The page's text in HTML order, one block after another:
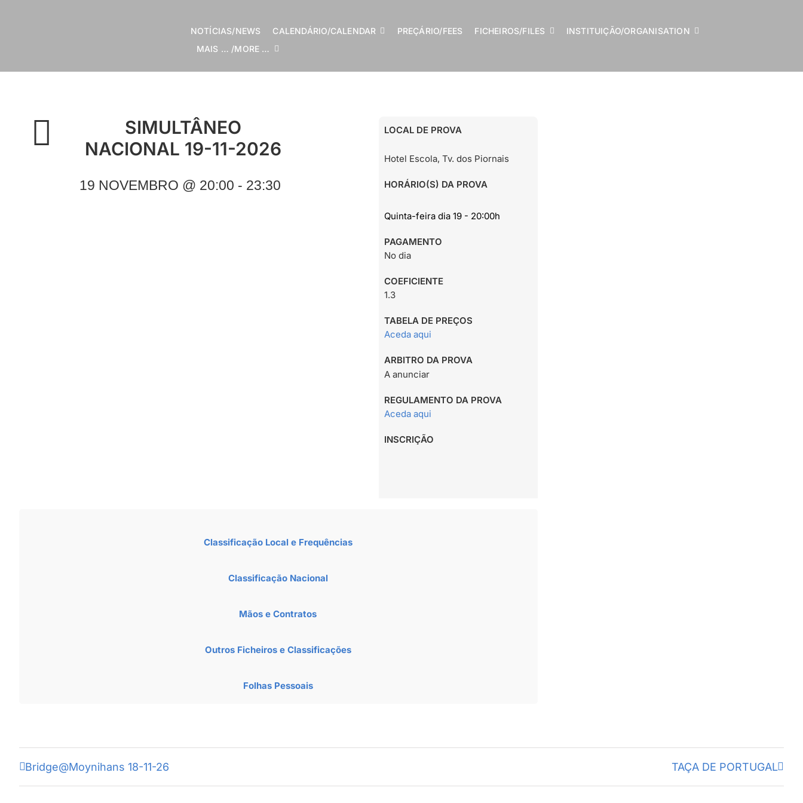
NOTÍCIAS/NEWS CALENDÁRIO/CALENDAR PREÇÁRIO/FEES FICHEIROS/FILES
INSTITUIÇÃO/ORGANISATION
MAIS … /MORE …
SIMULTÂNEO
NACIONAL 19-11-2026
19 NOVEMBRO @ 20:00 - 23:30
LOCAL DE PROVA
Hotel Escola, Tv. dos Piornais
HORÁRIO(S) DA PROVA
Quinta-feira dia 19 - 20:00h
PAGAMENTO
No dia
COEFICIENTE
1.3
TABELA DE PREÇOS
Aceda aqui
ARBITRO DA PROVA
A anunciar
REGULAMENTO DA PROVA
Aceda aqui
INSCRIÇÃO
Classificação Local e Frequências
Classificação Nacional
Mãos e Contratos
Outros Ficheiros e Classificações
Folhas Pessoais
Bridge@Moynihans 18-11-26 TAÇA DE PORTUGAL